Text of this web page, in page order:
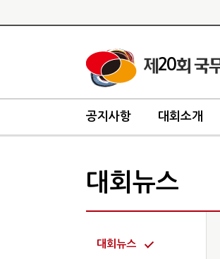
20
공지사항 대회소개
대회뉴스
대회뉴스